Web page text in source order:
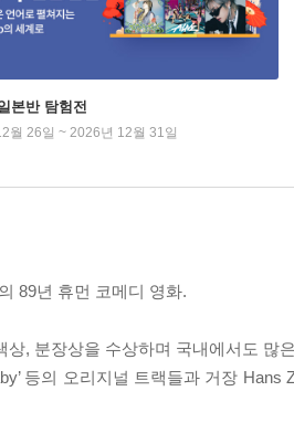
본반 탐험전
월 26일 ~ 2026년 12월 31일
89년 휴먼 코메디 영화.
, 분장상을 수상하며 국내에서도 많
등의 오리지널 트랙들과 거장